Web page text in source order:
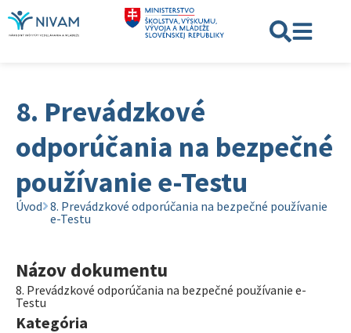
8. Prevádzkové
odporúčania na bezpečné
používanie e-Testu
Úvod 8. Prevádzkové odporúčania na bezpečné používanie
e-Testu
Názov dokumentu
8. Prevádzkové odporúčania na bezpečné používanie e-
Testu
Kategória